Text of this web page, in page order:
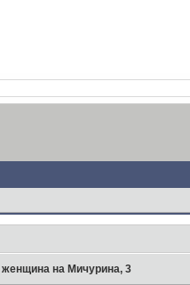
на Мичурина, 3